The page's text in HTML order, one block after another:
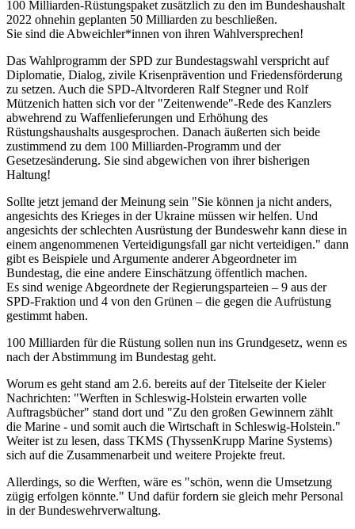
100 Milliarden-Rüstungspaket zusätzlich zu den im Bundeshaushalt
2022 ohnehin geplanten 50 Milliarden zu beschließen.
Sie sind die Abweichler*innen von ihren Wahlversprechen!
Das Wahlprogramm der SPD zur Bundestagswahl verspricht auf
Diplomatie, Dialog, zivile Krisenprävention und Friedensförderung
zu setzen. Auch die SPD-Altvorderen Ralf Stegner und Rolf
Mützenich hatten sich vor der "Zeitenwende"-Rede des Kanzlers
abwehrend zu Waffenlieferungen und Erhöhung des
Rüstungshaushalts ausgesprochen. Danach äußerten sich beide
zustimmend zu dem 100 Milliarden-Programm und der
Gesetzesänderung. Sie sind abgewichen von ihrer bisherigen
Haltung!
Sollte jetzt jemand der Meinung sein "Sie können ja nicht anders,
angesichts des Krieges in der Ukraine müssen wir helfen. Und
angesichts der schlechten Ausrüstung der Bundeswehr kann diese in
einem angenommenen Verteidigungsfall gar nicht verteidigen." dann
gibt es Beispiele und Argumente anderer Abgeordneter im
Bundestag, die eine andere Einschätzung öffentlich machen.
Es sind wenige Abgeordnete der Regierungsparteien – 9 aus der
SPD-Fraktion und 4 von den Grünen – die gegen die Aufrüstung
gestimmt haben.
100 Milliarden für die Rüstung sollen nun ins Grundgesetz, wenn es
nach der Abstimmung im Bundestag geht.
Worum es geht stand am 2.6. bereits auf der Titelseite der Kieler
Nachrichten: "Werften in Schleswig-Holstein erwarten volle
Auftragsbücher" stand dort und "Zu den großen Gewinnern zählt
die Marine - und somit auch die Wirtschaft in Schleswig-Holstein."
Weiter ist zu lesen, dass TKMS (ThyssenKrupp Marine Systems)
sich auf die Zusammenarbeit und weitere Projekte freut.
Allerdings, so die Werften, wäre es "schön, wenn die Umsetzung
zügig erfolgen könnte." Und dafür fordern sie gleich mehr Personal
in der Bundeswehrverwaltung.